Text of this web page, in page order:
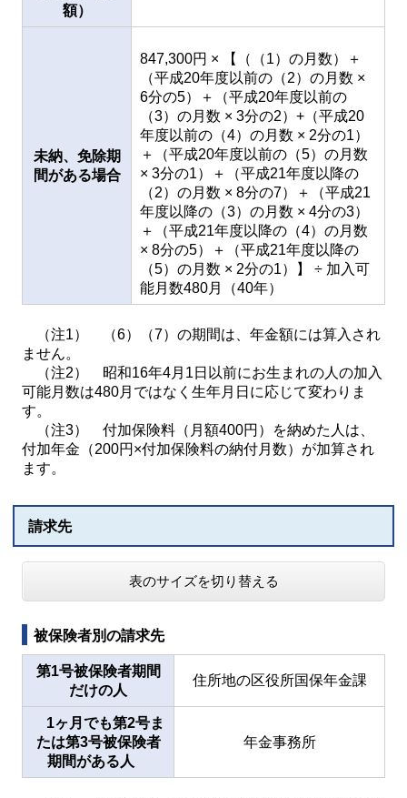
額）
未納、免除期
間がある場合
847,300円 × 【（（1）の月数）＋
（平成20年度以前の（2）の月数 ×
6分の5）＋（平成20年度以前の
（3）の月数 × 3分の2）+（平成20
年度以前の（4）の月数 × 2分の1）
＋（平成20年度以前の（5）の月数
× 3分の1）＋（平成21年度以降の
（2）の月数 × 8分の7）＋（平成21
年度以降の（3）の月数 × 4分の3）
＋（平成21年度以降の（4）の月数
× 8分の5）＋（平成21年度以降の
（5）の月数 × 2分の1）】 ÷ 加入可
能月数480月（40年）
（注1） （6）（7）の期間は、年金額には算入され
ません。
（注2） 昭和16年4月1日以前にお生まれの人の加入
可能月数は480月ではなく生年月日に応じて変わりま
す。
（注3） 付加保険料（月額400円）を納めた人は、
付加年金（200円×付加保険料の納付月数）が加算され
ます。
請求先
表のサイズを切り替える
被保険者別の請求先
第1号被保険者期間
だけの人
住所地の区役所国保年金課
1ヶ月でも第2号ま
たは第3号被保険者
期間がある人
年金事務所